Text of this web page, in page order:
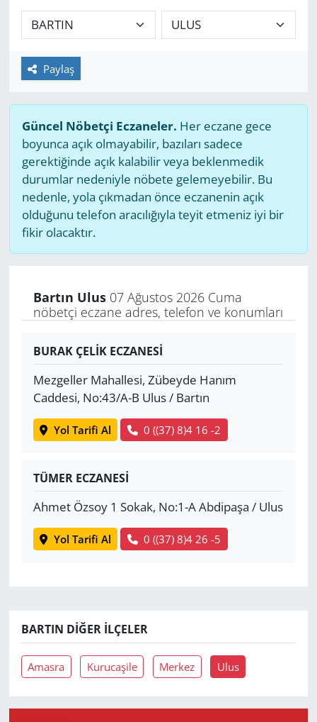
Paylaş
Güncel Nöbetçi Eczaneler. Her eczane gece
boyunca açık olmayabilir, bazıları sadece
gerektiğinde açık kalabilir veya beklenmedik
durumlar nedeniyle nöbete gelemeyebilir. Bu
nedenle, yola çıkmadan önce eczanenin açık
olduğunu telefon aracılığıyla teyit etmeniz iyi bir
fikir olacaktır.
Bartın Ulus07 Ağustos 2026 Cuma
nöbetçi eczane adres, telefon ve konumları
BURAK ÇELİK ECZANESİ
Mezgeller Mahallesi, Zübeyde Hanım
Caddesi, No:43/A-B Ulus / Bartın
Yol Tarifi Al 0 ((37) 8)4 16 -2
TÜMER ECZANESİ
Ahmet Özsoy 1 Sokak, No:1-A Abdipaşa / Ulus
Yol Tarifi Al 0 ((37) 8)4 26 -5
BARTIN DIĞER İLÇELER
Amasra Kurucaşile Merkez Ulus
GÜNDEM
HABERDE İNSAN
MAGAZİN
POLİTİKA
RESMİ İLANLAR
SAĞLIK
SPOR
Yerel